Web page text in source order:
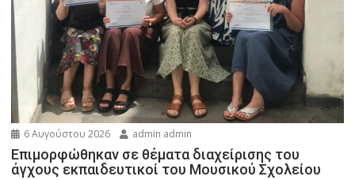
6 Αυγούστου 2026 admin admin
Eπιμορφώθηκαν σε θέματα διαχείρισης του
άγχους εκπαιδευτικοί του Μουσικού Σχολείου